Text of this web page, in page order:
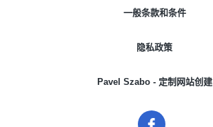
一般条款和条件
隐私政策
Pavel Szabo - 定制网站创建